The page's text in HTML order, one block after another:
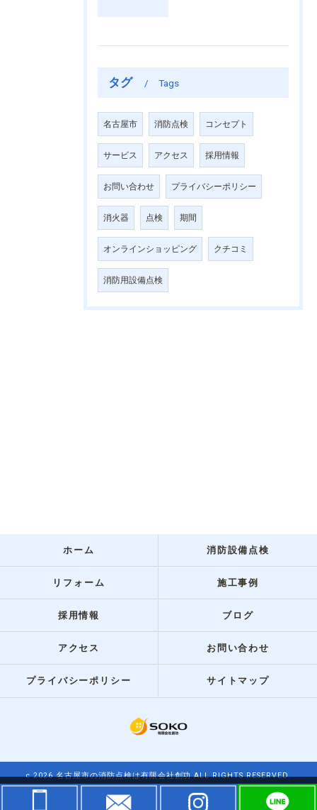
タグ Tags
名古屋市 消防点検 コンセプト
サービス アクセス 採用情報
お問い合わせ プライバシーポリシー
消火器 点検 期間
オンラインショッピング クチコミ
消防用設備点検
ホーム 消防設備点検
リフォーム 施工事例
採用情報 ブログ
アクセス お問い合わせ
プライバシーポリシー サイトマップ
c 2026 名古屋市の消防点検は有限会社創功 ALL RIGHTS RESERVED.